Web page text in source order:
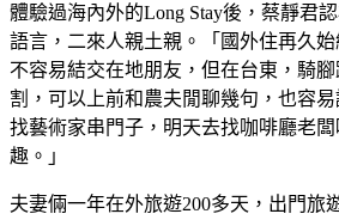
體驗過海內外的Long Stay後，蔡靜君
語言，二來人親土親。「國外住再久始
不容易結交在地朋友，但在台東，騎
割，可以上前和農夫閒聊幾句，也容
找藝術家串門子，明天去找咖啡廳老
趣。」
夫妻倆一年在外旅遊200多天，出門旅